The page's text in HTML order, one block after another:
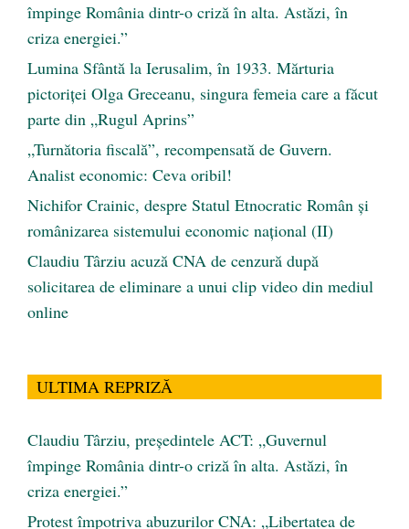
împinge România dintr-o criză în alta. Astăzi, în
criza energiei.”
Lumina Sfântă la Ierusalim, în 1933. Mărturia
pictoriței Olga Greceanu, singura femeia care a făcut
parte din „Rugul Aprins”
„Turnătoria fiscală”, recompensată de Guvern.
Analist economic: Ceva oribil!
Nichifor Crainic, despre Statul Etnocratic Român şi
românizarea sistemului economic naţional (II)
Claudiu Târziu acuză CNA de cenzură după
solicitarea de eliminare a unui clip video din mediul
online
ULTIMA REPRIZĂ
Claudiu Târziu, președintele ACT: „Guvernul
împinge România dintr-o criză în alta. Astăzi, în
criza energiei.”
Protest împotriva abuzurilor CNA: „Libertatea de